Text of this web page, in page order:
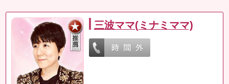
三波ママ(ミナミママ)